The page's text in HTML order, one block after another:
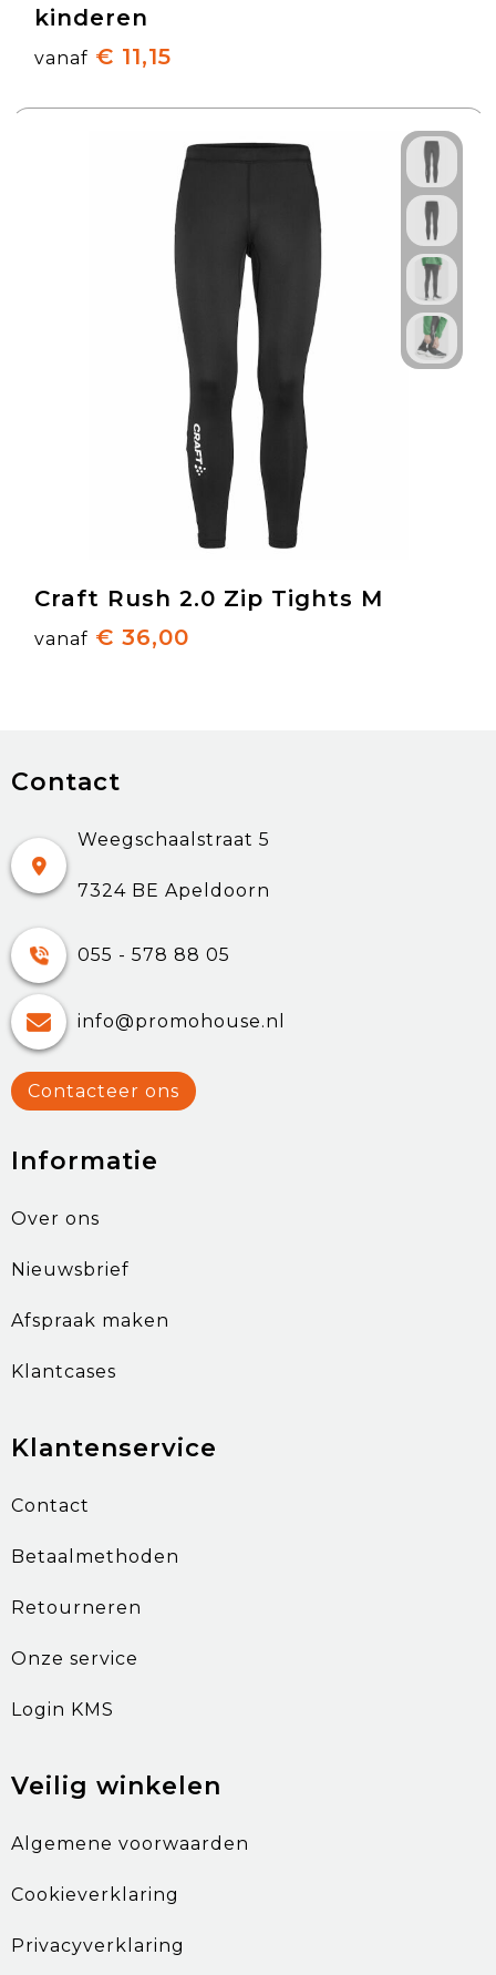
kinderen
vanaf € 11,15
Craft Rush 2.0 Zip Tights M
vanaf € 36,00
Contact
Weegschaalstraat 5
7324 BE Apeldoorn
055 - 578 88 05
info@promohouse.nl
Contacteer ons
Informatie
Over ons
Nieuwsbrief
Afspraak maken
Klantcases
Klantenservice
Contact
Betaalmethoden
Retourneren
Onze service
Login KMS
Veilig winkelen
Algemene voorwaarden
Cookieverklaring
Privacyverklaring